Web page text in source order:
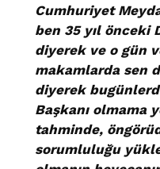
Cumhuriyet
ben 35 yıl önceki
diyerek ve o gün
makamlarda sen
diyerek
Başkanı olmama
tahminde,
sorumluluğu